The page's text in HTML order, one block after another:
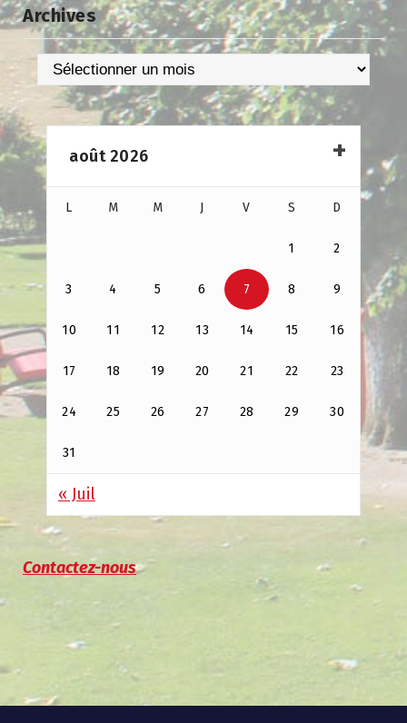
Archives
Archives
août 2026
L M M J V S D
1 2
3 4 5 6 7 8 9
10 11 12 13 14 15 16
17 18 19 20 21 22 23
24 25 26 27 28 29 30
31
« Juil
Contactez-nous